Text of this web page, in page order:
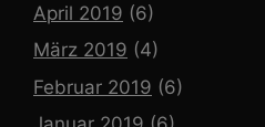
April 2019 (6)
März 2019 (4)
Februar 2019 (6)